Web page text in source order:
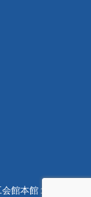
館本館１